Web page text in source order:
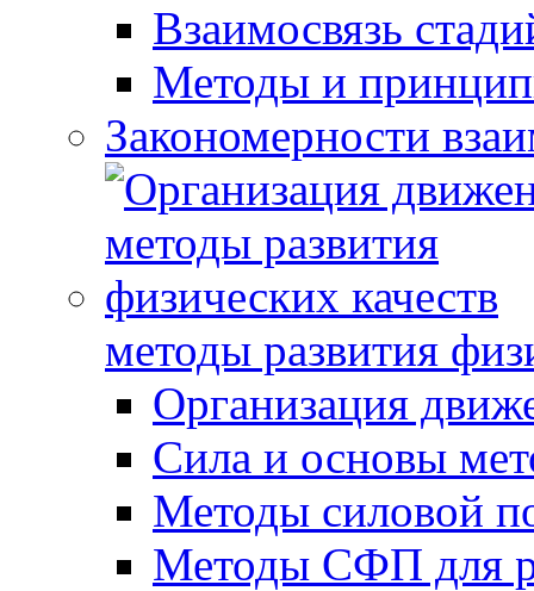
Взаимосвязь
Методы и
Закономерности
методы развития
Организация
Сила и основы
Методы силовой
Методы СФП для